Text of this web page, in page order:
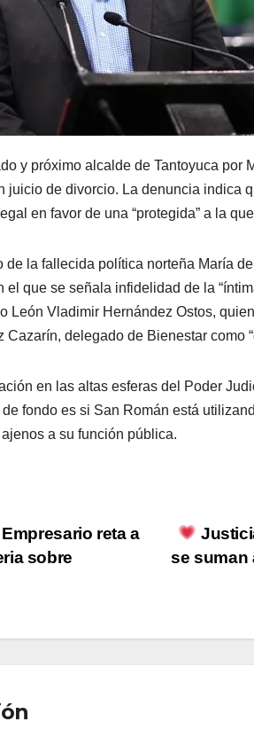
y próximo alcalde de Tantoyuca por
juicio de divorcio. La denuncia indica
en favor de una “protegida” a la
de la fallecida política norteña María
que se señala infidelidad de la
León Vladimir Hernández Ostos,
delegado de Bienestar como
en las altas esferas del Poder
fondo es si San Román está
a su función pública.
se suman
reta a
sobre